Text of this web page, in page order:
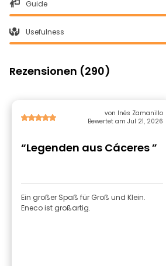
Guide
Usefulness
Rezensionen (290)
von Inés Zamanillo
Bewertet am Jul 21, 2026
“Legenden aus Cáceres ”
Ein großer Spaß für Groß und Klein.
Eneco ist großartig.